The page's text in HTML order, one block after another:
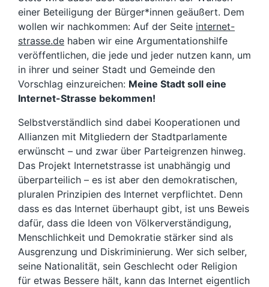
einer Beteiligung der Bürger*innen geäußert. Dem
wollen wir nachkommen: Auf der Seite internet-
strasse.de haben wir eine Argumentationshilfe
veröffentlichen, die jede und jeder nutzen kann, um
in ihrer und seiner Stadt und Gemeinde den
Vorschlag einzureichen: Meine Stadt soll eine
Internet-Strasse bekommen!
Selbstverständlich sind dabei Kooperationen und
Allianzen mit Mitgliedern der Stadtparlamente
erwünscht – und zwar über Parteigrenzen hinweg.
Das Projekt Internetstrasse ist unabhängig und
überparteilich – es ist aber den demokratischen,
pluralen Prinzipien des Internet verpflichtet. Denn
dass es das Internet überhaupt gibt, ist uns Beweis
dafür, dass die Ideen von Völkerverständigung,
Menschlichkeit und Demokratie stärker sind als
Ausgrenzung und Diskriminierung. Wer sich selber,
seine Nationalität, sein Geschlecht oder Religion
für etwas Bessere hält, kann das Internet eigentlich